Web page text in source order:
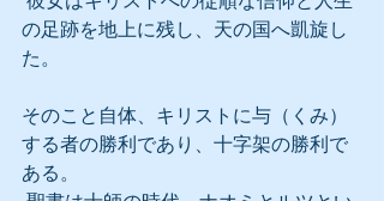
の足跡を地上に残し、天の国へ凱旋し
た。
そのこと自体、キリストに与（くみ）
する者の勝利であり、十字架の勝利で
ある。